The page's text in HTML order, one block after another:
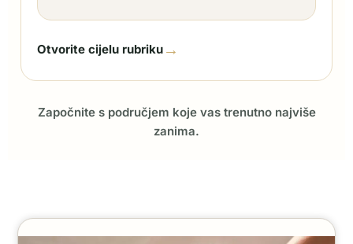
Otvorite cijelu rubriku →
Započnite s područjem koje vas trenutno najviše
zanima.